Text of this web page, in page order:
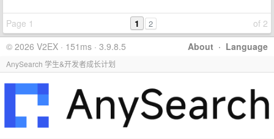
Page 1 of 2
1 2
About · Language
© 2026 V2EX · 151ms · 3.9.8.5
AnySearch 学生&开发者成长计划